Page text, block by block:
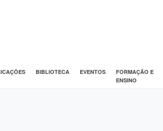
BIBLIOTECA EVENTOS
FORMAÇÃO E
ENSINO